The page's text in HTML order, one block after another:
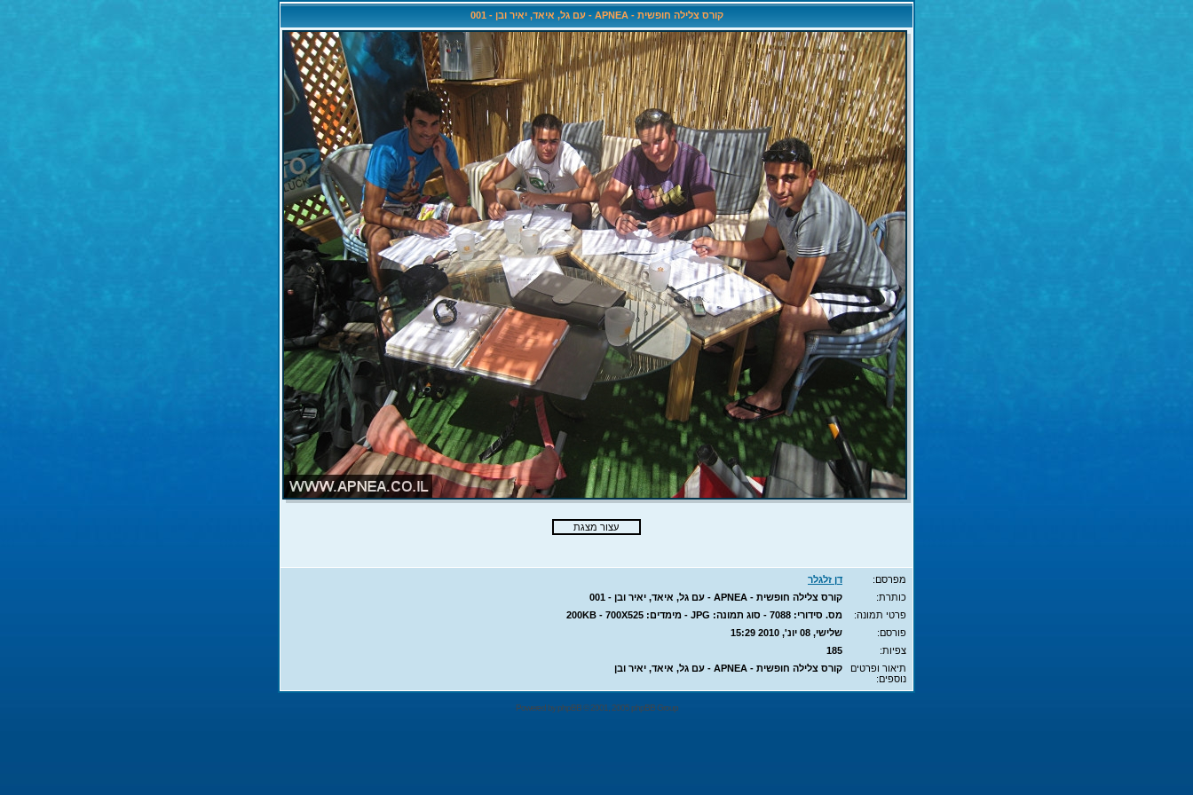
קורס צלילה חופשית - APNEA - עם גל, איאד, יאיר ובן - 001
מפרסם:
דן זלגלר
כותרת:
קורס צלילה חופשית - APNEA - עם גל, איאד, יאיר ובן - 001
פרטי תמונה:
מס. סידורי: 7088 - סוג תמונה: JPG - מימדים: 200KB - 700X525
פורסם:
שלישי, 08 יונ', 2010 15:29
צפיות:
185
תיאור ופרטים
נוספים:
קורס צלילה חופשית - APNEA - עם גל, איאד, יאיר ובן
Powered byphpBB© 2001, 2005 phpBB Group